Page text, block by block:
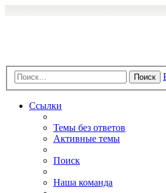
Поиск
Ссылки
Темы без ответов
Активные темы
Поиск
Наша команда